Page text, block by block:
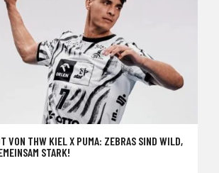
VON THW KIEL X PUMA: ZEBRAS SIND WILD,
STARK!